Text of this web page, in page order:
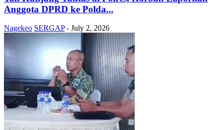
Anggota DPRD ke Polda...
Nagekeo SERGAP - July 2, 2026